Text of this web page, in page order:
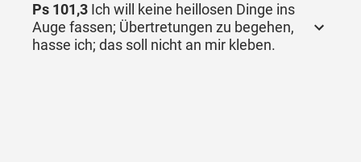
Ps 101,3 Ich will keine heillosen Dinge ins
Auge fassen; Übertretungen zu begehen,
hasse ich; das soll nicht an mir kleben.